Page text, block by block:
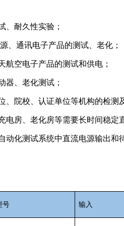
、耐久性实验；
、通讯电子产品的测试、老化；
航空电子产品的测试和供电；
器、老化测试；
、院校、认证单位等机构的检测
电房、老化房等需要长时间稳定
动化测试系统中直流电源输出和
号 输入